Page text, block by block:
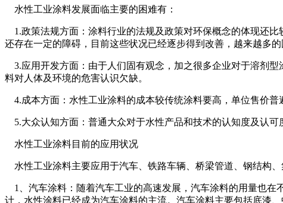
水性工业涂料发展面临主要的困难有：
1.政策法规方面：涂料行业的法规及政策对环保概念的体现还
还存在一定的障碍，目前这些状况已经逐步得到改善，越来越多
3.应用开发方面：由于人们固有观念，加之很多企业对于溶剂
料对人体及环境的危害认识欠缺。
4.成本方面：水性工业涂料的成本较传统涂料要高，单位售价普
5.大众认知方面：普通大众对于水性产品和技术的认知度及认可
水性工业涂料目前的应用状况
水性工业涂料主要应用于汽车、铁路车辆、桥梁管道、钢结构
1、汽车涂料：随着汽车工业的高速发展，汽车涂料的用量也在
计，水性涂料已经成为汽车涂料的主流。汽车涂料主要包括底漆